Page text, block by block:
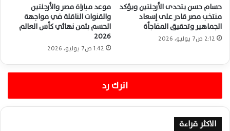
حسام حسن يتحدى الأرجنتين ويؤكد
منتخب مصر قادر على إسعاد
الجماهير وتحقيق المفاجأة
2:12 ص7 يوليو، 2026
موعد مباراة مصر والأرجنتين
والقنوات الناقلة في مواجهة
الحسم بثمن نهائي كأس العالم
2026
1:42 ص7 يوليو، 2026
اترك رد
الاكثر قراءة